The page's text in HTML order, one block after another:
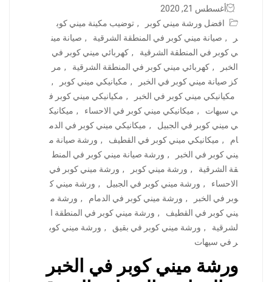
أغسطس 21, 2020
افضل ورشة ميني كوبر
, توضيب مكينة ميني كوب
ر
, صيانة ميني كوبر في المنطقة الشرقية , صيانة مين
ي كوبر في المنطقة الشرقية
, كهربائي ميني كوبر في
الخبر
, كهربائي ميني كوبر في المنطقة الشرقية , مر
كز صيانة ميني كوبر في الخبر
, مكيانيكي ميني كوبر
,
مكيانيكي ميني كوبر في الخبر
, مكيانيكي ميني كوبر ف
ي سيهات
, ميكانيكي ميني كوبر في الاحساء , ميكانيك
ي ميني كوبر في الجبيل
, ميكانيكي ميني كوبر في الدم
ام
, ميكانيكي ميني كوبر في القطيف , ورشة صيانة م
يني كوبر في الخبر
, ورشة صيانة ميني كوبر في المنط
قة الشرقية
, ورشة ميني كوبر , ورشة ميني كوبر في
الاحساء
, ورشة ميني كوبر في الجبيل , ورشة ميني ك
وبر في الخبر
, ورشة ميني كوبر في الدمام , ورشة م
يني كوبر في القطيف
, ورشة ميني كوبر في المنطقة ا
لشرقية
, ورشة ميني كوبر في بقيق , ورشة ميني كوب
ر في سيهات
ورشة ميني كوبر في الخبر